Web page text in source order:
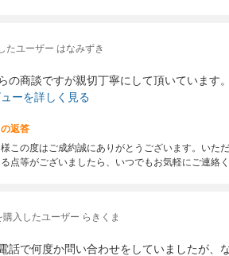
たユーザー はなみずき
の商談ですが親切丁寧にして頂いています
ーを詳しく見る
返答
この度はご成約誠にありがとうございます。いた
点等がございましたら、いつでもお気軽にご連
購入したユーザー らきくま
話で何度か問い合わせをしていましたが